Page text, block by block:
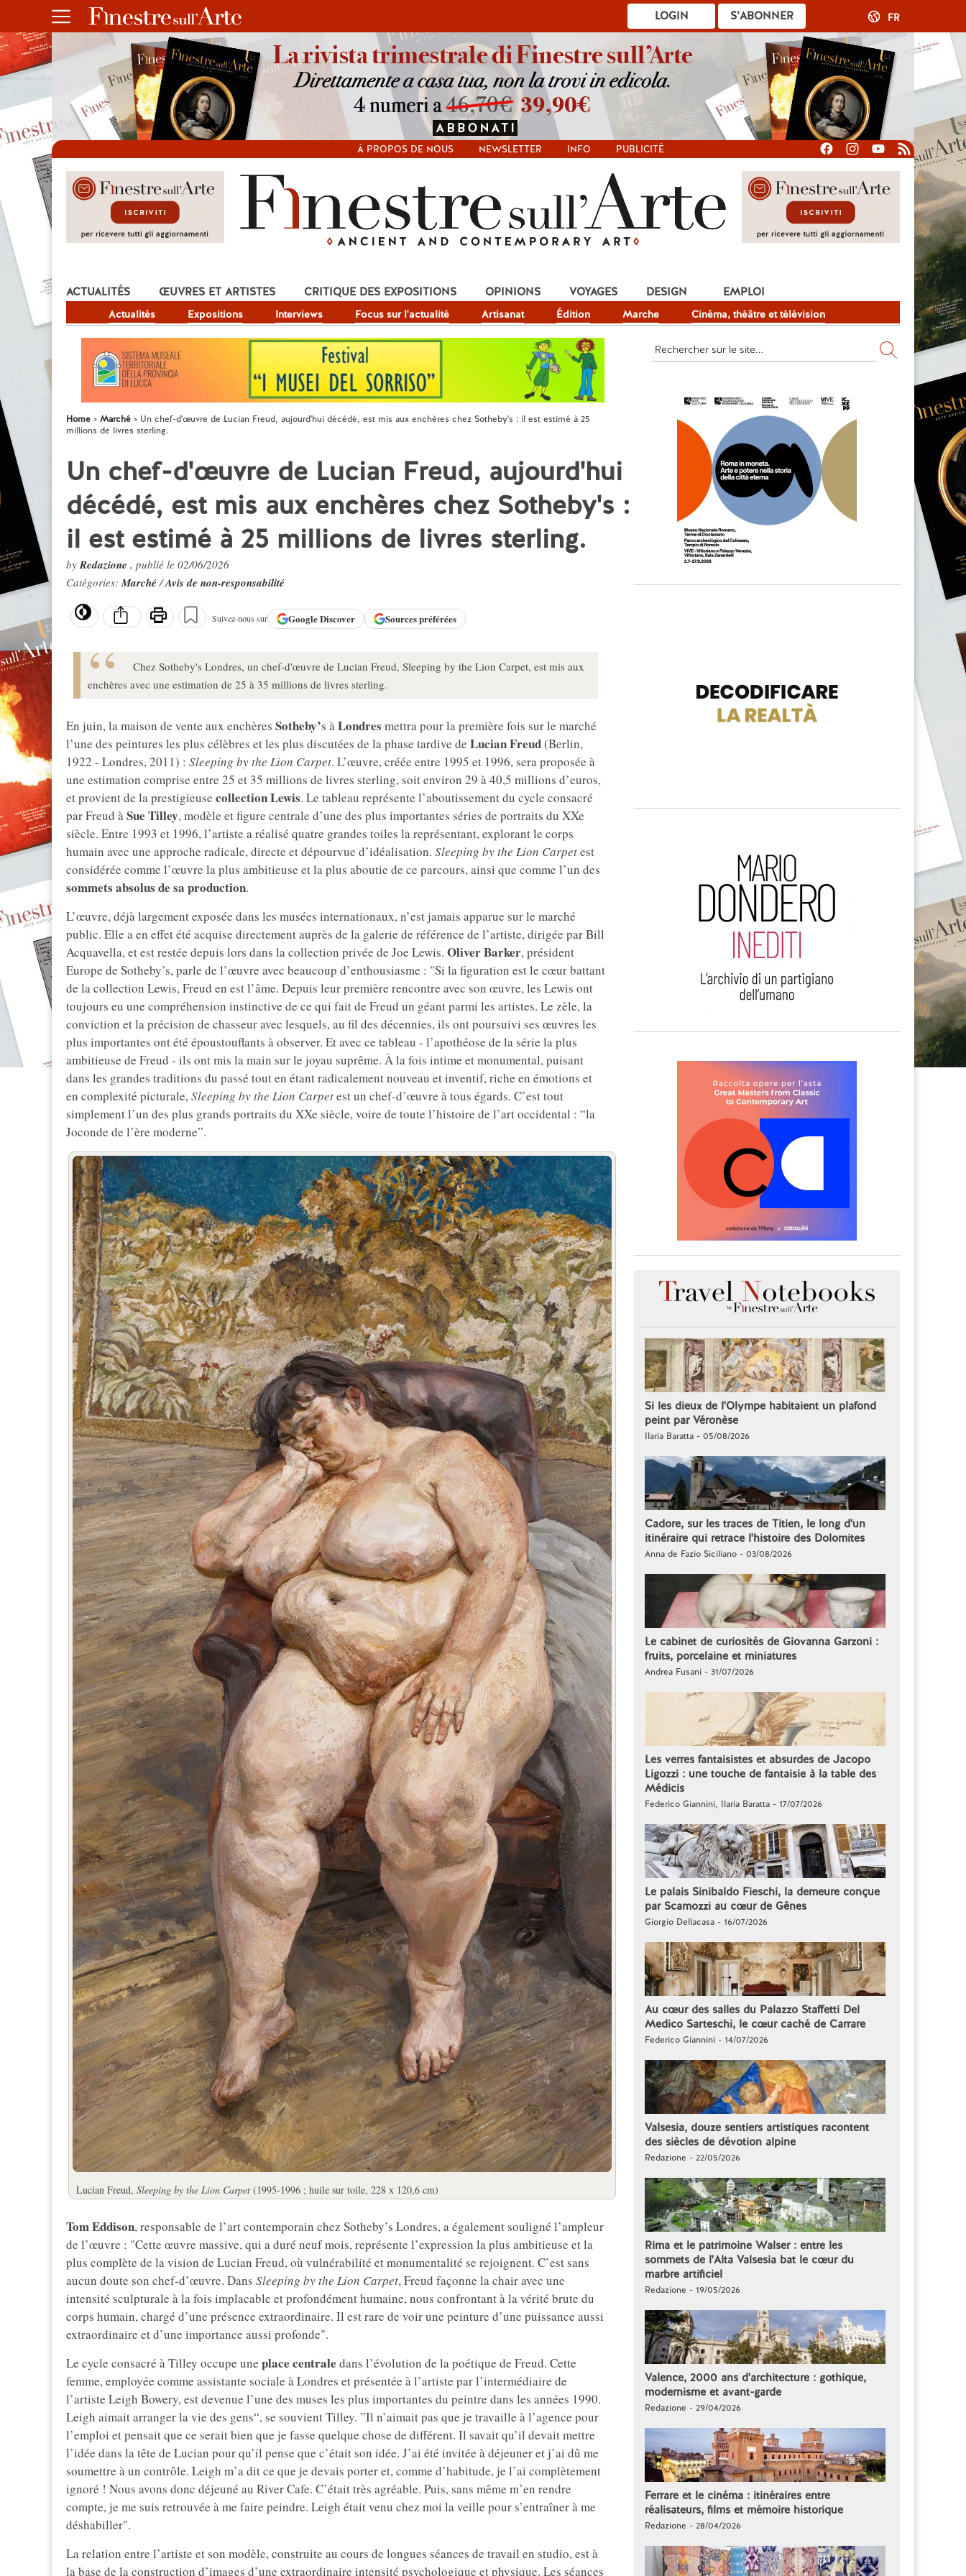
S’ABONNER
LOGIN FR
À PROPOS DE NOUS NEWSLETTER INFO PUBLICITÉ
ACTUALITÉS
Actualités Expositions Interviews Focus sur l'actualité Artisanat Édition Marche Cinéma, théâtre et télévision
ŒUVRES ET ARTISTES CRITIQUE DES EXPOSITIONS OPINIONS VOYAGES DESIGN EMPLOI
Home Marché
Un chef-d'œuvre de Lucian Freud, aujourd'hui décédé, est mis aux enchères chez Sotheby's : il est estimé à 25
millions de livres sterling.
Un chef-d'œuvre de Lucian Freud, aujourd'hui
décédé, est mis aux enchères chez Sotheby's :
il est estimé à 25 millions de livres sterling.
byRedazione , publié le 02/06/2026
Catégories:Marché/Avis de non-responsabilité
Suivez-nous sur GoogleDiscover Sources préférées
Chez Sotheby's Londres, un chef-d'œuvre de Lucian Freud, Sleeping by the Lion Carpet, est mis aux
enchères avec une estimation de 25 à 35 millions de livres sterling.
En juin, la maison de vente aux enchères Sotheby’s àLondres mettra pour la première fois sur le marché
l’une des peintures les plus célèbres et les plus discutées de la phase tardive de Lucian Freud(Berlin,
1922 - Londres, 2011) : Sleeping by the Lion Carpet. L’œuvre, créée entre 1995 et 1996, sera proposée à
une estimation comprise entre 25 et 35 millions de livres sterling, soit environ 29 à 40,5 millions d’euros,
et provient de la prestigieuse collection Lewis. Le tableau représente l’aboutissement du cycle consacré
par Freud àSue Tilley, modèle et figure centrale d’une des plus importantes séries de portraits du XXe
siècle. Entre 1993 et 1996, l’artiste a réalisé quatre grandes toiles la représentant, explorant le corps
humain avec une approche radicale, directe et dépourvue d’idéalisation. Sleeping by the Lion Carpetest
considérée comme l’œuvre la plus ambitieuse et la plus aboutie de ce parcours, ainsi que comme l’un des
sommets absolus de sa production.
L’œuvre, déjà largement exposée dans les musées internationaux, n’est jamais apparue sur le marché
public. Elle a en effet été acquise directement auprès de la galerie de référence de l’artiste, dirigée par Bill
Acquavella, et est restée depuis lors dans la collection privée de Joe Lewis. Oliver Barker, président
Europe de Sotheby’s, parle de l’œuvre avec beaucoup d’enthousiasme : "Si la figuration est le cœur battant
de la collection Lewis, Freud en est l’âme. Depuis leur première rencontre avec son œuvre, les Lewis ont
toujours eu une compréhension instinctive de ce qui fait de Freud un géant parmi les artistes. Le zèle, la
conviction et la précision de chasseur avec lesquels, au fil des décennies, ils ont poursuivi ses œuvres les
plus importantes ont été époustouflants à observer. Et avec ce tableau - l’apothéose de la série la plus
ambitieuse de Freud - ils ont mis la main sur le joyau suprême. À la fois intime et monumental, puisant
dans les grandes traditions du passé tout en étant radicalement nouveau et inventif, riche en émotions et
en complexité picturale,Sleeping by the Lion Carpetest un chef-d’œuvre à tous égards. C’est tout
simplement l’un des plus grands portraits du XXe siècle, voire de toute l’histoire de l’art occidental : “la
Joconde de l’ère moderne”.
Lucian Freud, Sleeping by the Lion Carpet (1995-1996 ; huile sur toile, 228 x 120,6 cm)
Tom Eddison, responsable de l’art contemporain chez Sotheby’s Londres, a également souligné l’ampleur
de l’œuvre : "Cette œuvre massive, qui a duré neuf mois, représente l’expression la plus ambitieuse et la
plus complète de la vision de Lucian Freud, où vulnérabilité et monumentalité se rejoignent. C’est sans
aucun doute son chef-d’œuvre. Dans Sleeping by the Lion Carpet, Freud façonne la chair avec une
intensité sculpturale à la fois implacable et profondément humaine, nous confrontant à la vérité brute du
corps humain, chargé d’une présence extraordinaire. Il est rare de voir une peinture d’une puissance aussi
extraordinaire et d’une importance aussi profonde".
Le cycle consacré à Tilley occupe une place centrale dans l’évolution de la poétique de Freud. Cette
femme, employée comme assistante sociale à Londres et présentée à l’artiste par l’intermédiaire de
l’artiste Leigh Bowery, est devenue l’une des muses les plus importantes du peintre dans les années 1990.
Leigh aimait arranger la vie des gens“, se souvient Tilley. ”Il n’aimait pas que je travaille à l’agence pour
l’emploi et pensait que ce serait bien que je fasse quelque chose de différent. Il savait qu’il devait mettre
l’idée dans la tête de Lucian pour qu’il pense que c’était son idée. J’ai été invitée à déjeuner et j’ai dû me
soumettre à un contrôle. Leigh m’a dit ce que je devais porter et, comme d’habitude, je l’ai complètement
ignoré ! Nous avons donc déjeuné au River Cafe. C’était très agréable. Puis, sans même m’en rendre
compte, je me suis retrouvée à me faire peindre. Leigh était venu chez moi la veille pour s’entraîner à me
déshabiller".
La relation entre l’artiste et son modèle, construite au cours de longues séances de travail en studio, est à
la base de la construction d’images d’une extraordinaire intensité psychologique et physique. Les séances
Si les dieux de l'Olympe habitaient un plafond
peint par Véronèse
Ilaria Baratta - 05/08/2026
Cadore, sur les traces de Titien, le long d'un
itinéraire qui retrace l'histoire des Dolomites
Anna de Fazio Siciliano - 03/08/2026
Le cabinet de curiosités de Giovanna Garzoni :
fruits, porcelaine et miniatures
Andrea Fusani - 31/07/2026
Les verres fantaisistes et absurdes de Jacopo
Ligozzi : une touche de fantaisie à la table des
Médicis
Federico Giannini, Ilaria Baratta - 17/07/2026
Le palais Sinibaldo Fieschi, la demeure conçue
par Scamozzi au cœur de Gênes
Giorgio Dellacasa - 16/07/2026
Au cœur des salles du Palazzo Staffetti Del
Medico Sarteschi, le cœur caché de Carrare
Federico Giannini - 14/07/2026
Valsesia, douze sentiers artistiques racontent
des siècles de dévotion alpine
Redazione - 22/05/2026
Rima et le patrimoine Walser : entre les
sommets de l'Alta Valsesia bat le cœur du
marbre artificiel
Redazione - 19/05/2026
Valence, 2000 ans d'architecture : gothique,
modernisme et avant-garde
Redazione - 29/04/2026
Ferrare et le cinéma : itinéraires entre
réalisateurs, films et mémoire historique
Redazione - 28/04/2026